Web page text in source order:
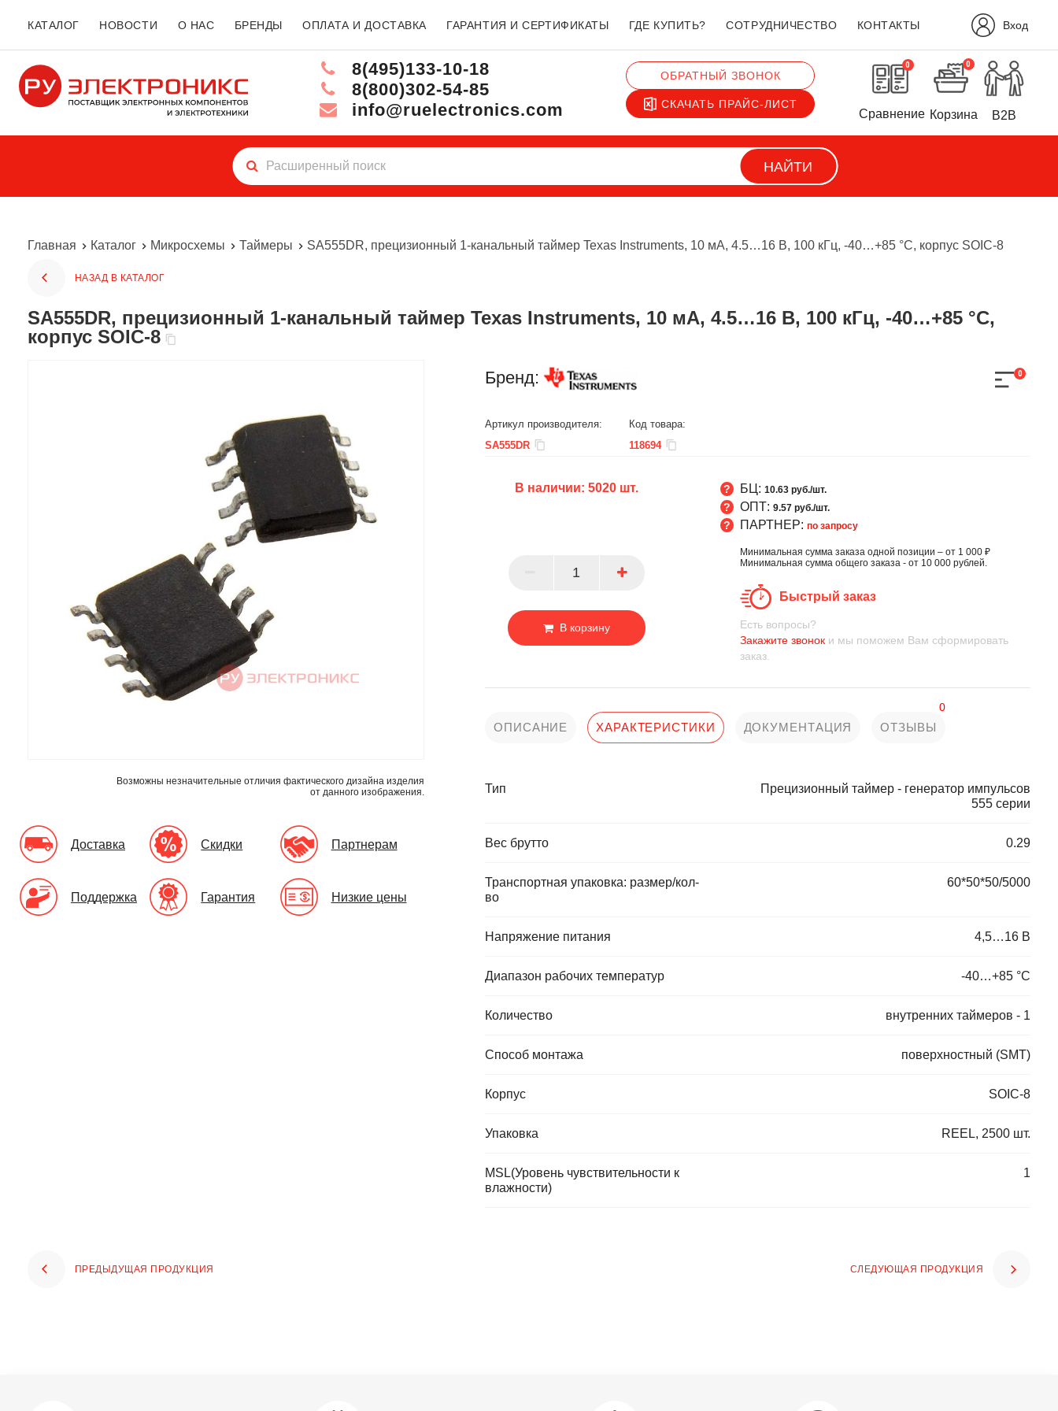
КАТАЛОГ НОВОСТИ О НАС БРЕНДЫ ОПЛАТА И ДОСТАВКА ГАРАНТИЯ И СЕРТИФИКАТЫ ГДЕ КУПИТЬ? СОТРУДНИЧЕСТВО КОНТАКТЫ Вход
8(495)133-10-18
8(800)302-54-85
info@ruelectronics.com
ОБРАТНЫЙ ЗВОНОК
СКАЧАТЬ ПРАЙС-ЛИСТ
0
Сравнение
0
Корзина B2B
НАЙТИ
Главная Каталог Микросхемы Таймеры SA555DR, прецизионный 1-канальный таймер Texas Instruments, 10 мА, 4.5…16 В, 100 кГц, -40…+85 °С, корпус SOIC-8
НАЗАД В КАТАЛОГ
SA555DR, прецизионный 1-канальный таймер Texas Instruments, 10 мА, 4.5…16 В, 100 кГц, -40…+85 °С,
корпус SOIC-8
Возможны незначительные отличия фактического дизайна изделия
от данного изображения.
Доставка Скидки Партнерам
Поддержка Гарантия Низкие цены
Бренд: 0
Артикул производителя:
SA555DR
Код товара:
118694
В наличии:5020 шт.
В корзину
БЦ: 10.63 руб./шт.
ОПТ: 9.57 руб./шт.
ПАРТНЕР: по запросу
Минимальная сумма заказа одной позиции – от 1 000 ₽
Минимальная сумма общего заказа - от 10 000 рублей.
Быстрый заказ
Есть вопросы?
Закажите звоноки мы поможем Вам сформировать
заказ.
ОПИСАНИЕ ХАРАКТЕРИСТИКИ ДОКУМЕНТАЦИЯ ОТЗЫВЫ
0
Тип
Прецизионный таймер - генератор импульсов
555 серии
Вес брутто 0.29
Транспортная упаковка: размер/кол-
во
60*50*50/5000
Напряжение питания 4,5…16 В
Диапазон рабочих температур -40…+85 °С
Количество внутренних таймеров - 1
Способ монтажа поверхностный (SMT)
Корпус SOIC-8
Упаковка REEL, 2500 шт.
MSL(Уровень чувствительности к
влажности)
1
ПРЕДЫДУЩАЯ ПРОДУКЦИЯ СЛЕДУЮЩАЯ ПРОДУКЦИЯ